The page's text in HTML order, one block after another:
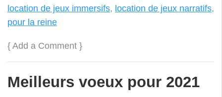
location de jeux immersifs, location de jeux narratifs,
pour la reine
{ Add a Comment }
Meilleurs voeux pour 2021